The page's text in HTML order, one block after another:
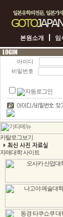
본원소개 임
아이디
비밀번호